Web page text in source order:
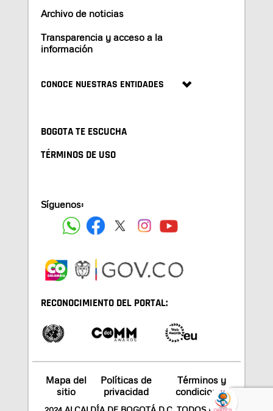
Archivo de noticias
Transparencia y acceso a la
información
CONOCE NUESTRAS ENTIDADES
BOGOTA TE ESCUCHA
TÉRMINOS DE USO
Síguenos:
RECONOCIMIENTO DEL PORTAL:
Mapa del
sitio
Políticas de
privacidad
Términos y
condiciones